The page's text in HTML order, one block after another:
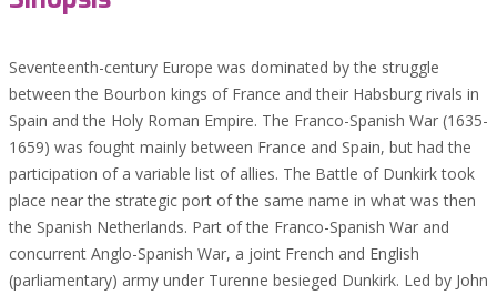
Seventeenth-century Europe was dominated by the struggle
between the Bourbon kings of France and their Habsburg rivals in
Spain and the Holy Roman Empire. The Franco-Spanish War (1635-
1659) was fought mainly between France and Spain, but had the
participation of a variable list of allies. The Battle of Dunkirk took
place near the strategic port of the same name in what was then
the Spanish Netherlands. Part of the Franco-Spanish War and
concurrent Anglo-Spanish War, a joint French and English
(parliamentary) army under Turenne besieged Dunkirk. Led by John